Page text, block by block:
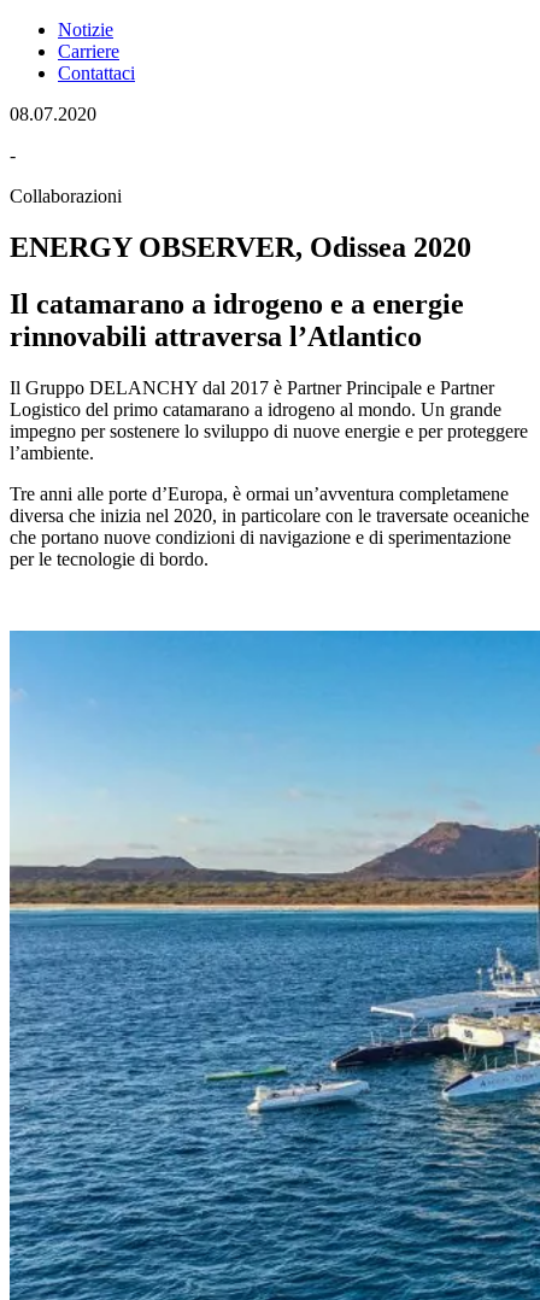
Notizie
Carriere
Contattaci
08.07.2020
-
Collaborazioni
ENERGY OBSERVER, Odissea 2020
Il catamarano a idrogeno e a energie
rinnovabili attraversa l’Atlantico
Il Gruppo DELANCHY dal 2017 è Partner Principale e Partner
Logistico del primo catamarano a idrogeno al mondo. Un grande
impegno per sostenere lo sviluppo di nuove energie e per proteggere
l’ambiente.
Tre anni alle porte d’Europa, è ormai un’avventura completamene
diversa che inizia nel 2020, in particolare con le traversate oceaniche
che portano nuove condizioni di navigazione e di sperimentazione
per le tecnologie di bordo.